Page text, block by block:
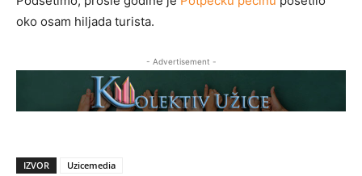
oko osam hiljada turista.
- Advertisement -
IZVOR
Uzicemedia